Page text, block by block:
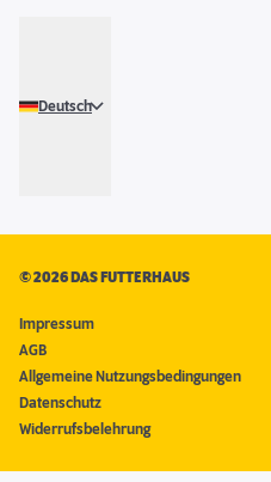
Deutsch
©2026 DAS FUTTERHAUS
Impressum
AGB
Allgemeine Nutzungsbedingungen
Datenschutz
Widerrufsbelehrung